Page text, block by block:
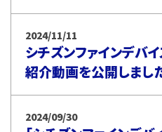
2024/11/11
シチズンファインデバ
紹介動画を公開しまし
2024/09/30